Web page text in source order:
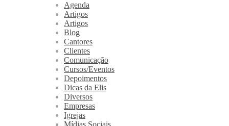
Agenda
Artigos
Artigos
Blog
Cantores
Clientes
Comunicação
Cursos/Eventos
Depoimentos
Dicas da Elis
Diversos
Empresas
Igrejas
Mídias Sociais